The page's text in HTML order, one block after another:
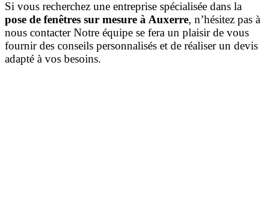
Si vous recherchez une entreprise spécialisée dans la
pose de fenêtres sur mesure à Auxerre, n’hésitez pas à
nous contacter Notre équipe se fera un plaisir de vous
fournir des conseils personnalisés et de réaliser un devis
adapté à vos besoins.